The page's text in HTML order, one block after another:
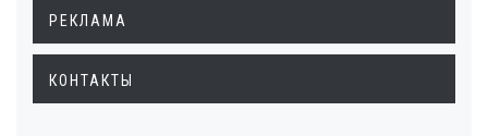
РЕКЛАМА
КОНТАКТЫ